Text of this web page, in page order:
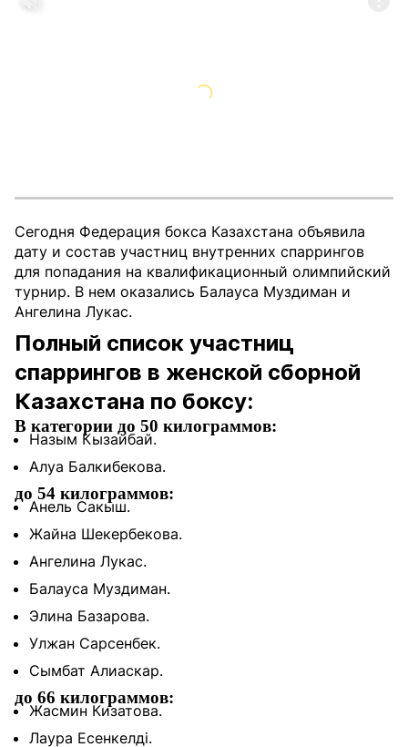
Сегодня Федерация бокса Казахстана объявила
дату и состав участниц внутренних спаррингов
для попадания на квалификационный олимпийский
турнир. В нем оказались Балауса Муздиман и
Ангелина Лукас.
Полный список участниц
спаррингов в женской сборной
Казахстана по боксу:
В категории до 50 килограммов:
Назым Кызайбай.
Алуа Балкибекова.
до 54 килограммов:
Анель Сакыш.
Жайна Шекербекова.
Ангелина Лукас.
Балауса Муздиман.
Элина Базарова.
Улжан Сарсенбек.
Сымбат Алиаскар.
до 66 килограммов:
Жасмин Кизатова.
Лаура Есенкелді.